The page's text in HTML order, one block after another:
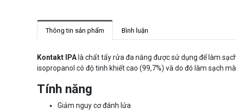
Thông tin sản phẩm Bình luận
Kontakt IPAlà chất tẩy rửa đa năng được sử dụng để làm
isopropanol có độ tinh khiết cao (99,7%) và do đó làm sạch mà
Tính năng
Giảm nguy cơ đánh lửa